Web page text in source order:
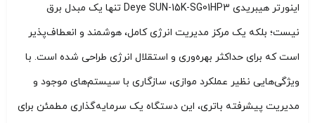
اینورتر هیبریدی Deye SUN-15K-SG01HP3 تنها یک مبدل برق
نیست؛ بلکه یک مرکز مدیریت انرژی کامل، هوشمند و انعطاف‌پذیر
است که برای حداکثر بهره‌وری و استقلال انرژی طراحی شده است. با
ویژگی‌هایی نظیر عملکرد موازی، سازگاری با سیستم‌های موجود و
مدیریت پیشرفته باتری، این دستگاه یک سرمایه‌گذاری مطمئن برای